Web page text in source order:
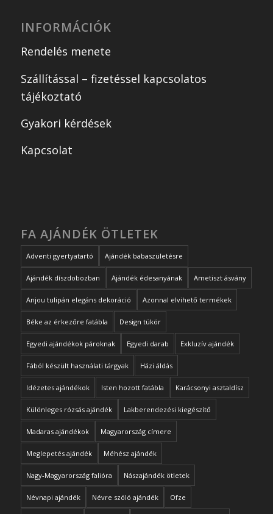
INFORMÁCIÓK
Rendelés menete
Szállítással – fizetéssel kapcsolatos
tájékoztató
Gyakori kérdések
Kapcsolat
FA AJÁNDÉK ÖTLETEK
Adventi gyertyatartó Ajándék babaszületésre
Ajándék díszdobozban Ajándék édesanyának Ametiszt ásvány
Anjou tulipán elegáns dekoráció Azonnal elvihető termékek
Béke az érkezőre fatábla Design tükör
Egyedi ajándékok pároknak Egyedi darab Exkluzív ajándék
Fából készült használati tárgyak Házi áldás
Idézetes ajándékok Isten hozott fatábla Karácsonyi asztaldísz
Különleges rózsás ajándék Lakberendezési kiegészítő
Madaras ajándékok Magyarország címere
Meglepetés ajándék Méhész ajándék
Nagy-Magyarország falióra Nászajándék ötletek
Névnapi ajándék Névre szóló ajándék Ofze